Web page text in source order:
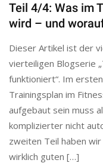
Teil 4/4: Was im
wird – und
Dieser Artikel ist der
vierteiligen Blogserie
funktioniert“. Im
Trainingsplan im
aufgebaut sein muss
komplizierter nicht
zweiten Teil haben
wirklich guten […]